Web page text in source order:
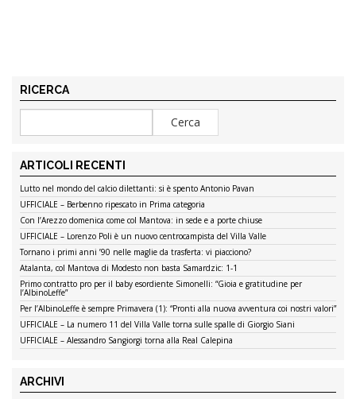
RICERCA
ARTICOLI RECENTI
Lutto nel mondo del calcio dilettanti: si è spento Antonio Pavan
UFFICIALE – Berbenno ripescato in Prima categoria
Con l’Arezzo domenica come col Mantova: in sede e a porte chiuse
UFFICIALE – Lorenzo Poli è un nuovo centrocampista del Villa Valle
Tornano i primi anni ’90 nelle maglie da trasferta: vi piacciono?
Atalanta, col Mantova di Modesto non basta Samardzic: 1-1
Primo contratto pro per il baby esordiente Simonelli: “Gioia e gratitudine per
l’AlbinoLeffe”
Per l’AlbinoLeffe è sempre Primavera (1): “Pronti alla nuova avventura coi nostri valori”
UFFICIALE – La numero 11 del Villa Valle torna sulle spalle di Giorgio Siani
UFFICIALE – Alessandro Sangiorgi torna alla Real Calepina
ARCHIVI